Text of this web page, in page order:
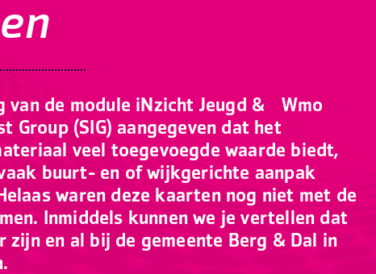
van de module iNzicht Jeugd & Wmo
Group (SIG) aangegeven dat het
veel toegevoegde waarde biedt,
buurt- en of wijkgerichte aanpak
waren deze kaarten nog niet met de
Inmiddels kunnen we je vertellen dat
zijn en al bij de gemeente Berg & Dal in